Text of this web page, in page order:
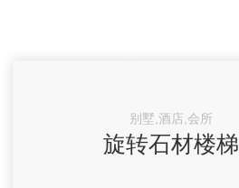
别墅,酒店,会所
旋转石材楼梯